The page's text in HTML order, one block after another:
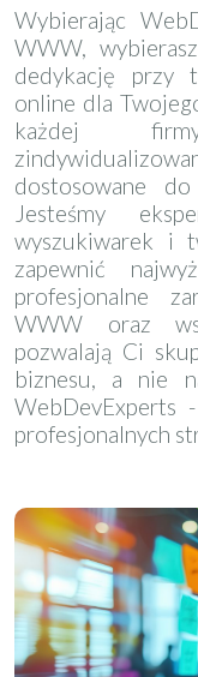
Wybierając
WWW,
dedykację przy
online dla
każdej
dostosowane
Jesteśmy
wyszukiwarek i
zapewnić
profesjonalne
WWW oraz
pozwalają Ci
biznesu, a nie
WebDevExperts
profesjonalnych